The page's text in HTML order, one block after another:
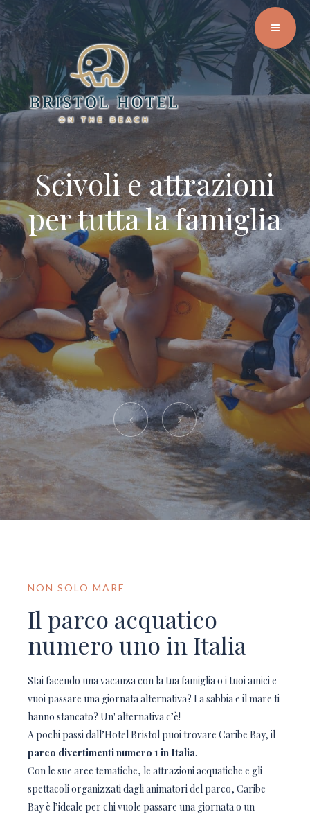
Scivoli e attrazioni
per tutta la famiglia
A due passi dai
Caraibi
NON SOLO MARE
Il parco acquatico
numero uno in Italia
Stai facendo una vacanza con la tua famiglia o i tuoi amici e
vuoi passare una giornata alternativa? La sabbia e il mare ti
hanno stancato? Un' alternativa c’è!
A pochi passi dall’Hotel Bristol puoi trovare Caribe Bay, il
parco divertimenti numero 1 in Italia.
Con le sue aree tematiche, le attrazioni acquatiche e gli
spettacoli organizzati dagli animatori del parco, Caribe
Bay è l’ideale per chi vuole passare una giornata o un